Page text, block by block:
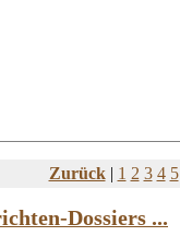
Zurück| 1 2 3 4 5
Dossiers ...